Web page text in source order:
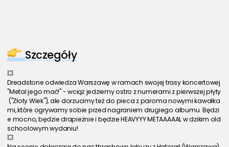
Szczegóły
💥
Dreadstone odwiedza Warszawę w ramach swojej trasy koncertowej
"Metal jego mać!" - wciąż jedziemy ostro z numerami z pierwszej płyty
("Złoty Wiek"), ale dorzucimy też do pieca z paroma nowymi kawałka
mi, które ogrywamy sobie przed nagraniem drugiego albumu. Będzi
e mocno, będzie drapieżnie i będzie HEAVYYY METAAAAAL w dzikim old
schoolowym wydaniu!
💥